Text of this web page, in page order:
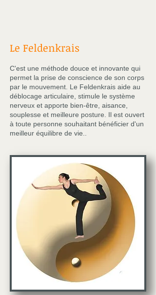
Le Feldenkrais
C'est une méthode douce et innovante qui
permet la prise de conscience de son corps
par le mouvement. Le Feldenkrais aide au
déblocage articulaire, stimule le système
nerveux et apporte bien-être, aisance,
souplesse et meilleure posture. Il est ouvert
à toute personne souhaitant bénéficier d'un
meilleur équilibre de vie..